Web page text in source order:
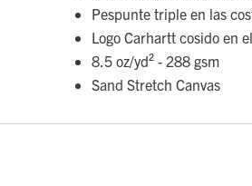
Pespunte triple en las
Logo Carhartt cosido en
8.5 oz/yd² - 288 gsm
Sand Stretch Canvas